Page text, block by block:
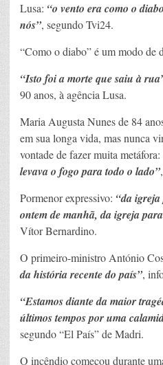
Lusa: “o vento era como o
nós”, segundo Tvi24.
“Como o diabo” é um modo de
“Isto foi a morte que saiu à
90 anos, à agência Lusa.
Maria Augusta Nunes de 84
em sua longa vida, mas nunca
vontade de fazer muita metáfora:
levava o fogo para todo o lado”
Pormenor expressivo: “da
ontem de manhã, da igreja
Vítor Bernardino.
O primeiro-ministro António
da história recente do país”,
“Estamos diante da maior
últimos tempos por uma
segundo “El País” de Madri.
O incêndio começou durante